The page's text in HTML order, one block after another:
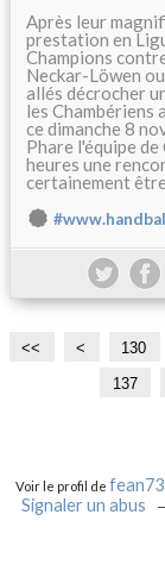
Après leur
prestation en
Champions
Neckar-Löwen
allés décrocher
les
ce dimanche 8
Phare l'équipe de
heures une
certainement
<< <
1
0
1
1
1
2
130
137
Voir le profil defean73
Signaler un abus